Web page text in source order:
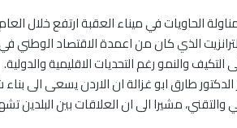
الذي كان من اعمدة الاقتصاد الوطني في
والنمو رغم التحديات الاقليمية والدولية.
الدكتور طارق ابو غزالة ان الاردن يسعى الى
والتقني، مشيرا الى ان العلاقات بين